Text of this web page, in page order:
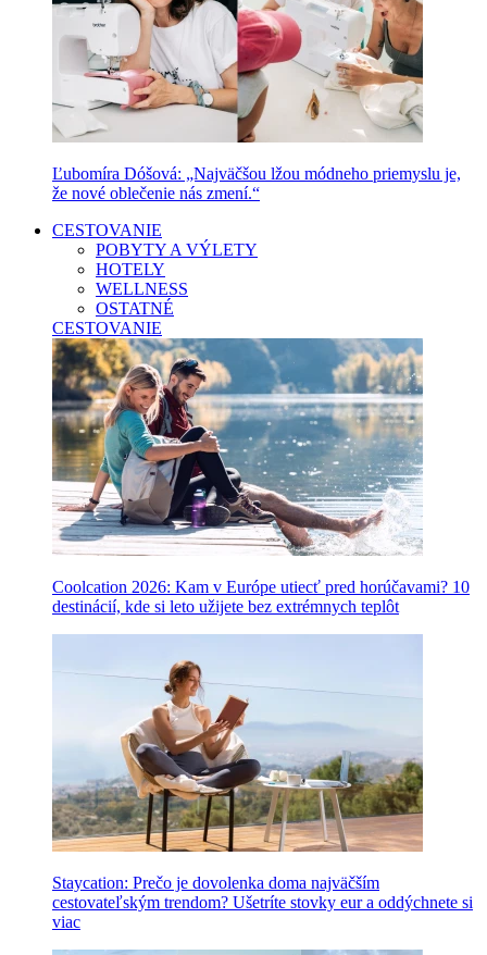
Ľubomíra Dóšová: „Najväčšou lžou módneho priemyslu je,
že nové oblečenie nás zmení.“
CESTOVANIE
POBYTY A VÝLETY
HOTELY
WELLNESS
OSTATNÉ
CESTOVANIE
Coolcation 2026: Kam v Európe utiecť pred horúčavami? 10
destinácií, kde si leto užijete bez extrémnych teplôt
Staycation: Prečo je dovolenka doma najväčším
cestovateľským trendom? Ušetríte stovky eur a oddýchnete si
viac